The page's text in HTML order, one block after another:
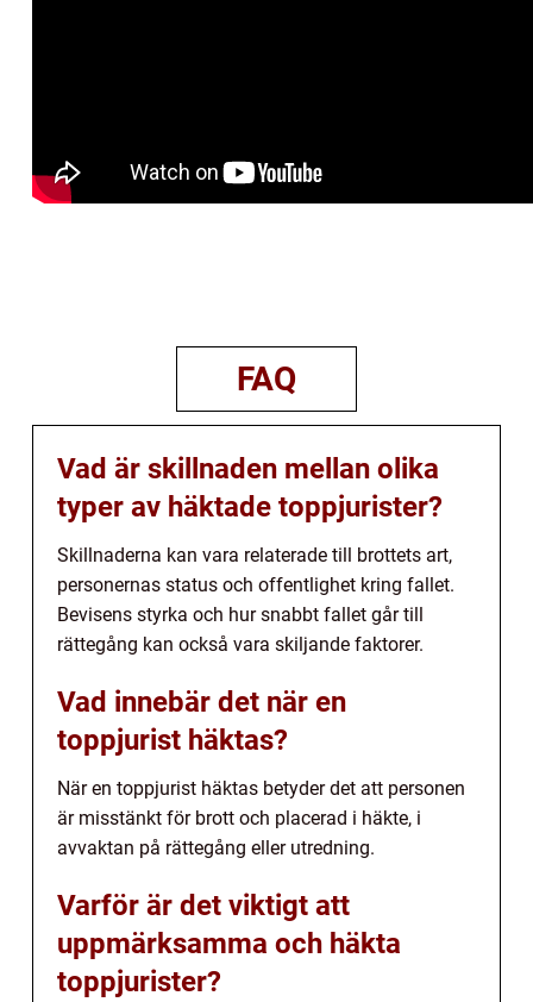
FAQ
Vad är skillnaden mellan olika
typer av häktade toppjurister?
Skillnaderna kan vara relaterade till brottets art,
personernas status och offentlighet kring fallet.
Bevisens styrka och hur snabbt fallet går till
rättegång kan också vara skiljande faktorer.
Vad innebär det när en
toppjurist häktas?
När en toppjurist häktas betyder det att personen
är misstänkt för brott och placerad i häkte, i
avvaktan på rättegång eller utredning.
Varför är det viktigt att
uppmärksamma och häkta
toppjurister?